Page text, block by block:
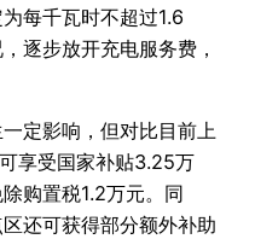
每千瓦时不超过1.6
逐步放开充电服务费，
定影响，但对比目前上
享受国家补贴3.25万
购置税1.2万元。同
还可获得部分额外补助